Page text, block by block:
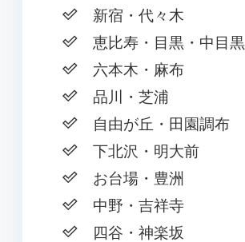
新宿・代々木
恵比寿・目黒・中目黒
六本木・麻布
品川・芝浦
自由が丘・田園調布
下北沢・明大前
お台場・豊洲
中野・吉祥寺
四谷・神楽坂